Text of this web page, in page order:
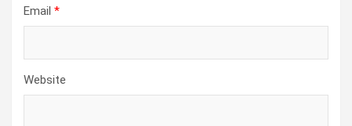
Email *
Website